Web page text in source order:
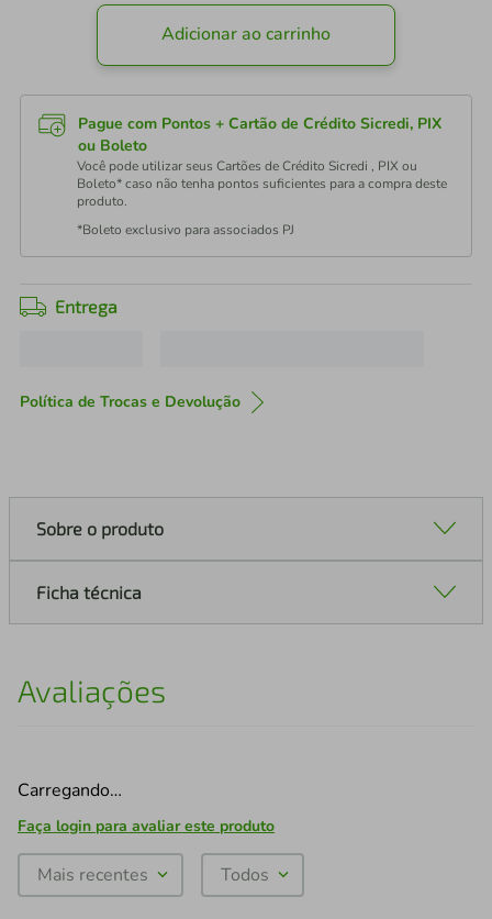
Adicionar ao carrinho
Pague com Pontos + Cartão de Crédito Sicredi, PIX
ou Boleto
Você pode utilizar seus Cartões de Crédito Sicredi , PIX ou
Boleto* caso não tenha pontos suficientes para a compra deste
produto.
*Boleto exclusivo para associados PJ
Entrega
Política de Trocas e Devolução
Sobre o produto
Ficha técnica
Avaliações
Carregando…
Faça login para avaliar este produto
Mais recentes Todos